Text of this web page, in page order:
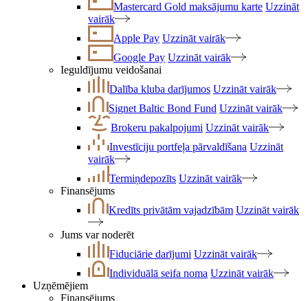
Mastercard Gold maksājumu karte Uzzināt
vairāk
Apple Pay Uzzināt vairāk
Google Pay Uzzināt vairāk
Ieguldījumu veidošanai
Dalība kluba darījumos Uzzināt vairāk
Signet Baltic Bond Fund Uzzināt vairāk
Brokeru pakalpojumi Uzzināt vairāk
Investīciju portfeļa pārvaldīšana Uzzināt
vairāk
Termiņdepozīts Uzzināt vairāk
Finansējums
Kredīts privātām vajadzībām Uzzināt vairāk
Jums var noderēt
Fiduciārie darījumi Uzzināt vairāk
Individuālā seifa noma Uzzināt vairāk
Uzņēmējiem
Finansējums